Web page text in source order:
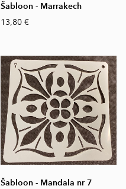
Šabloon - Marrakech
13,80 €
Šabloon - Mandala nr 7